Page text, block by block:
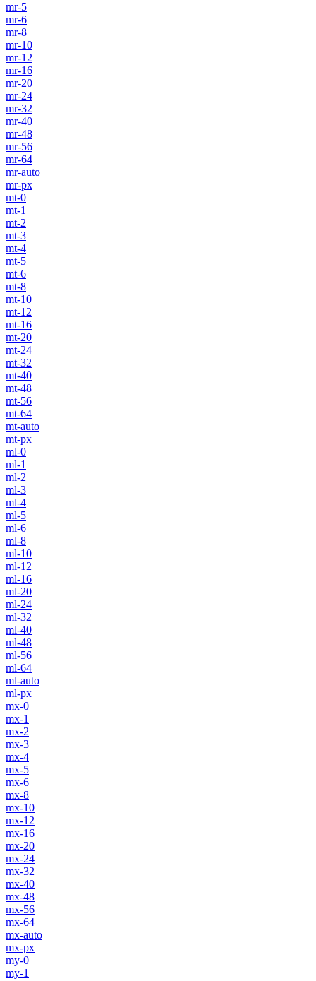
mr-5
mr-6
mr-8
mr-10
mr-12
mr-16
mr-20
mr-24
mr-32
mr-40
mr-48
mr-56
mr-64
mr-auto
mr-px
mt-0
mt-1
mt-2
mt-3
mt-4
mt-5
mt-6
mt-8
mt-10
mt-12
mt-16
mt-20
mt-24
mt-32
mt-40
mt-48
mt-56
mt-64
mt-auto
mt-px
ml-0
ml-1
ml-2
ml-3
ml-4
ml-5
ml-6
ml-8
ml-10
ml-12
ml-16
ml-20
ml-24
ml-32
ml-40
ml-48
ml-56
ml-64
ml-auto
ml-px
mx-0
mx-1
mx-2
mx-3
mx-4
mx-5
mx-6
mx-8
mx-10
mx-12
mx-16
mx-20
mx-24
mx-32
mx-40
mx-48
mx-56
mx-64
mx-auto
mx-px
my-0
my-1